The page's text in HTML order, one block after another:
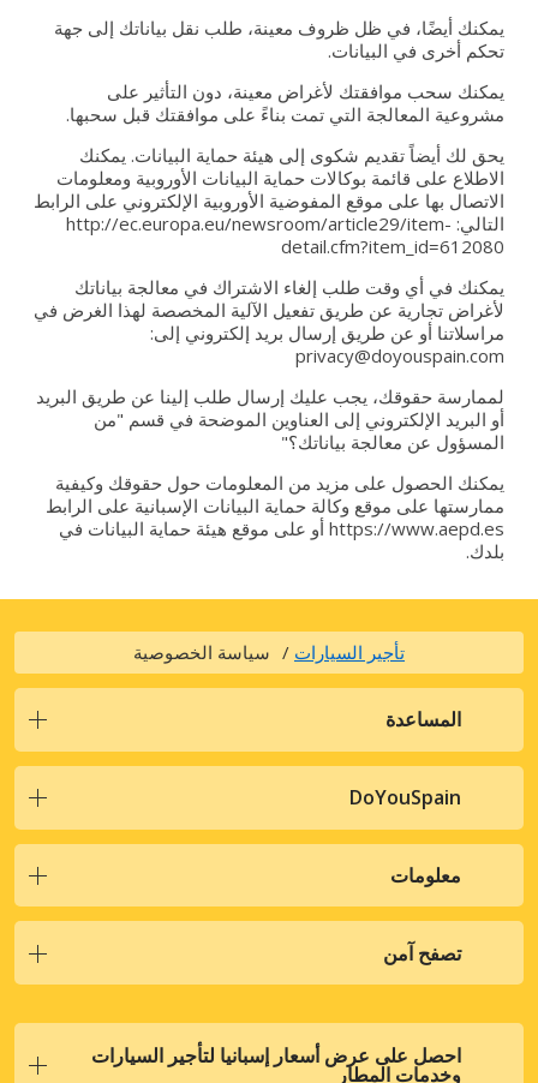
يمكنك أيضًا، في ظل ظروف معينة، طلب نقل بياناتك إلى جهة
تحكم أخرى في البيانات.
يمكنك سحب موافقتك لأغراض معينة، دون التأثير على
مشروعية المعالجة التي تمت بناءً على موافقتك قبل سحبها.
يحق لك أيضاً تقديم شكوى إلى هيئة حماية البيانات. يمكنك
الاطلاع على قائمة بوكالات حماية البيانات الأوروبية ومعلومات
الاتصال بها على موقع المفوضية الأوروبية الإلكتروني على الرابط
التالي: http://ec.europa.eu/newsroom/article29/item-
detail.cfm?item_id=612080
يمكنك في أي وقت طلب إلغاء الاشتراك في معالجة بياناتك
لأغراض تجارية عن طريق تفعيل الآلية المخصصة لهذا الغرض في
مراسلاتنا أو عن طريق إرسال بريد إلكتروني إلى:
privacy@doyouspain.com
لممارسة حقوقك، يجب عليك إرسال طلب إلينا عن طريق البريد
أو البريد الإلكتروني إلى العناوين الموضحة في قسم "من
المسؤول عن معالجة بياناتك؟"
يمكنك الحصول على مزيد من المعلومات حول حقوقك وكيفية
ممارستها على موقع وكالة حماية البيانات الإسبانية على الرابط
https://www.aepd.es أو على موقع هيئة حماية البيانات في
بلدك.
تأجير السيارات سياسة الخصوصية
المساعدة
DoYouSpain
معلومات
تصفح آمن
احصل على عرض أسعار إسبانيا لتأجير السيارات
وخدمات المطار